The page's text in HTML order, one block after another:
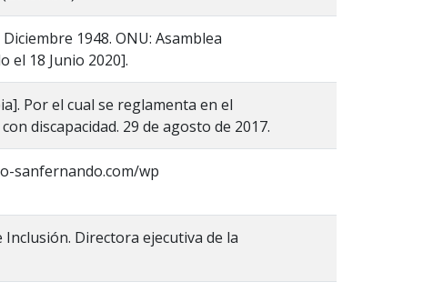
1948. ONU: Asamblea
el 18 Junio 2020].
Por el cual se reglamenta en el
discapacidad. 29 de agosto de 2017.
sanfernando.com/wp
Inclusión. Directora ejecutiva de la